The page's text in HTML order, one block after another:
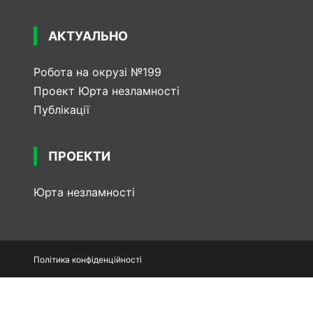
АКТУАЛЬНО
Робота на окрузі №199
Проект Юрта незламності
Публікації
ПРОЕКТИ
Юрта незламності
Політика конфіденційності